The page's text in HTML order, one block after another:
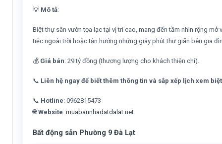
💡 Mô tả:
Biệt thự sân vườn tọa lạc tại vị trí cao, mang đến tầm nhìn rộng
tiệc ngoài trời hoặc tận hưởng những giây phút thư giãn bên gia
💰 Giá bán: 29 tỷ đồng (thương lượng cho khách thiện chí).
📞 Liên hệ ngay để biết thêm thông tin và sắp xếp lịch xem
📞 Hotline: 0962815473
🌐Website:muabannhadatdalat.net
Bất động sản Phường 9 Đà Lạt